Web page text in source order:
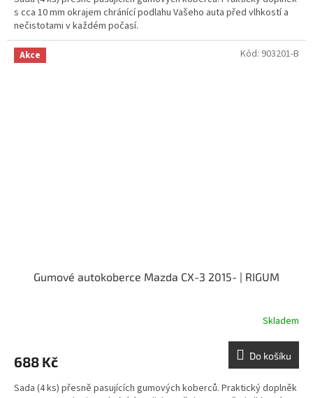
s cca 10 mm okrajem chránící podlahu Vašeho auta před vlhkostí a
nečistotami v každém počasí.
Akce
Gumové autokoberce Mazda CX-3 2015- | RIGUM
Skladem
688 Kč Do košíku
Sada (4 ks) přesně pasujících gumových koberců. Praktický doplněk
Kód: 903201-B